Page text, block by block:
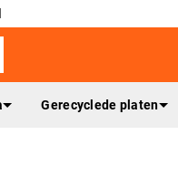
Gerecyclede platen